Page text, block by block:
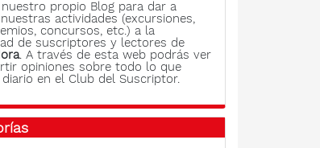
propio Blog para dar a
actividades (excursiones,
concursos, etc.) a la
de suscriptores y lectores de
. A través de esta web podrás ver
opiniones sobre todo lo que
en el Club del Suscriptor.